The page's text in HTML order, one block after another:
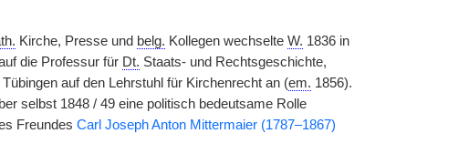
Kirche, Presse und belg. Kollegen wechselte W. 1836 in
die Professur für Dt. Staats- und Rechtsgeschichte,
auf den Lehrstuhl für Kirchenrecht an (em. 1856).
selbst 1848 / 49 eine politisch bedeutsame Rolle
Freundes Carl Joseph Anton Mittermaier (1787–1867)